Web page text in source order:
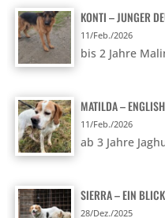
KONTI – JUNGER
11/Feb./2026
bis 2 Jahre
MATILDA –
11/Feb./2026
ab 3 Jahre
SIERRA – EIN
28/Dez./2025